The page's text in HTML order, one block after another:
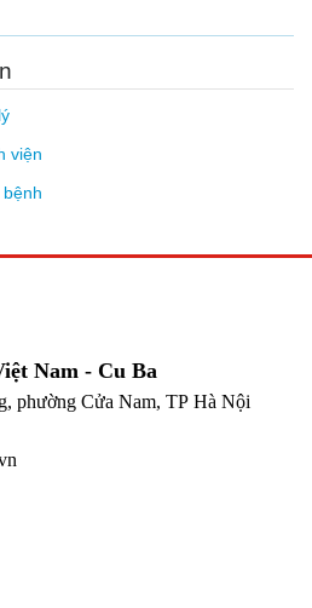
viện
Nam - Cu Ba
phường Cửa Nam, TP Hà Nội